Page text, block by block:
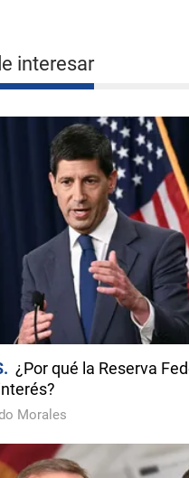
interesar
¿Por qué la Reserva
Morales